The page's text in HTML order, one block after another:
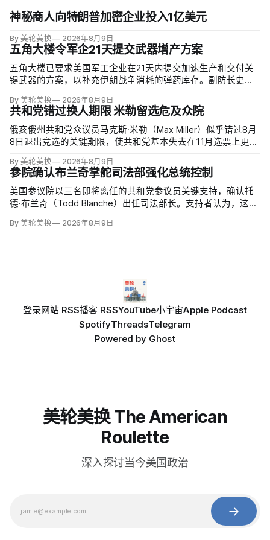
神秘商人向特朗普加密企业投入1亿美元
By 美轮美换 2026年8月9日
五角大楼令军企21天提交武器增产方案
五角大楼已要求美国军工企业在21天内提交加速生产和交付关
键武器的方案，以补充伊朗战争消耗的弹药库存。副防长史蒂
可接受，必须立即扩大产能；
By 美轮美换 2026年8月9日
共和党错过换人期限 米勒留选危及众院
俄亥俄州共和党众议员马克斯·米勒（Max Miller）似乎错过8月
8日退出竞选的关键期限，使共和党基本失去在11月选票上更换
Moreno）指控家暴并予以否认，众院道德委员会同时调查他是
否涉及家庭暴力、虐待或非法用药。
By 美轮美换 2026年8月9日
参院确认布兰奇掌舵司法部强化总统控制
美国参议院以三名即将离任的共和党参议员关键支持，确认托
德·布兰奇（Todd Blanche）出任司法部长。支持者认为，这位
冲动；
By 美轮美换 2026年8月9日
登录网站 RSS播客 RSSYouTube小宇宙Apple Podcast
SpotifyThreadsTelegram
Powered by Ghost
美轮美换 The American
Roulette
深入探讨当今美国政治